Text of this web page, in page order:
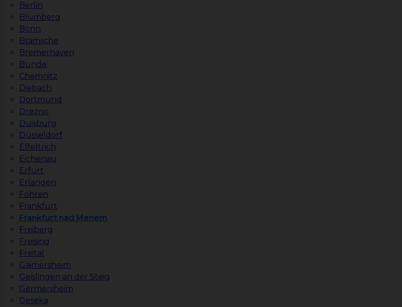
Berlin
Blumberg
Bonn
Bramsche
Bremerhaven
Bünde
Chemnitz
Diebach
Dortmund
Drezno
Duisburg
Düsseldorf
Effeltrich
Eichenau
Erfurt
Erlangen
Föhren
Frankfurt
Frankfurt nad Menem
Freiberg
Freising
Freital
Gaimersheim
Geislingen an der Steig
Germersheim
Geseka